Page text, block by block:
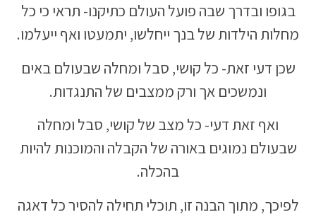
בגופו ובדרך שבה פועל העולם כתיקנו- תראי כי כל
מחלות הילדות של בנך ייחלשו, יתמעטו ואף ייעלמו.
שכן דעי זאת- כל קושי, סבל ומחלה שבעולם באים
ונמשכים אך ורק ממצבים של התנגדות.
ואף זאת דעי- כל מצב של קושי, סבל ומחלה
שבעולם נמוגים באורה של הקבלה והמוכנות להיות
בהכלה.
לפיכך, מתוך הבנה זו, תוכלי תחילה להסיר כל דאגה